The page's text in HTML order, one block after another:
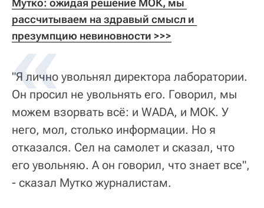
Мутко: ожидая решение МОК, мы
рассчитываем на здравый смысл и
презумпцию невиновности >>>
"Я лично увольнял директора лаборатории.
Он просил не увольнять его. Говорил, мы
можем взорвать всё: и WADA, и МОК. У
него, мол, столько информации. Но я
отказался. Сел на самолет и сказал, что
его увольняю. А он говорил, что знает все",
- сказал Мутко журналистам.